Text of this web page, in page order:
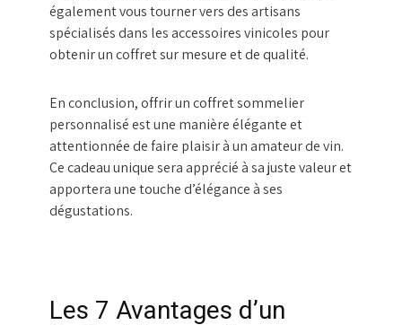
également vous tourner vers des artisans
spécialisés dans les accessoires vinicoles pour
obtenir un coffret sur mesure et de qualité.
En conclusion, offrir un coffret sommelier
personnalisé est une manière élégante et
attentionnée de faire plaisir à un amateur de vin.
Ce cadeau unique sera apprécié à sa juste valeur et
apportera une touche d’élégance à ses
dégustations.
Les 7 Avantages d’un